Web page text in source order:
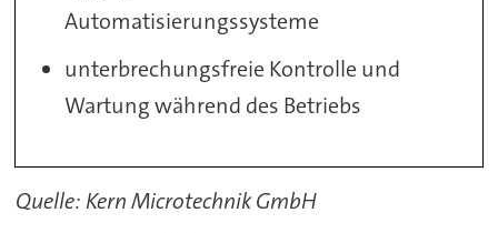
Automatisierungssysteme
unterbrechungsfreie Kontrolle und
Wartung während des Betriebs
Quelle: Kern Microtechnik GmbH